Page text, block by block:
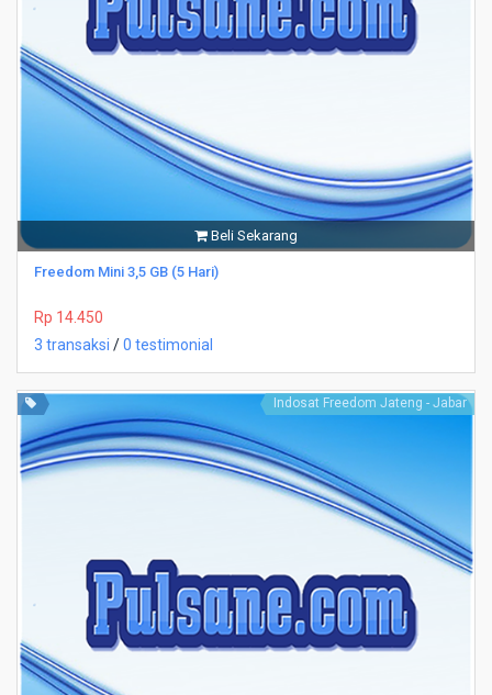
Beli Sekarang
Freedom Mini 3,5 GB (5 Hari)
Rp 14.450
3 transaksi /0 testimonial
Indosat Freedom Jateng - Jabar